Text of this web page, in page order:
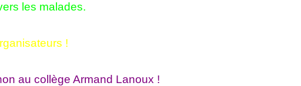
les malades.
!
au collège Armand Lanoux !​